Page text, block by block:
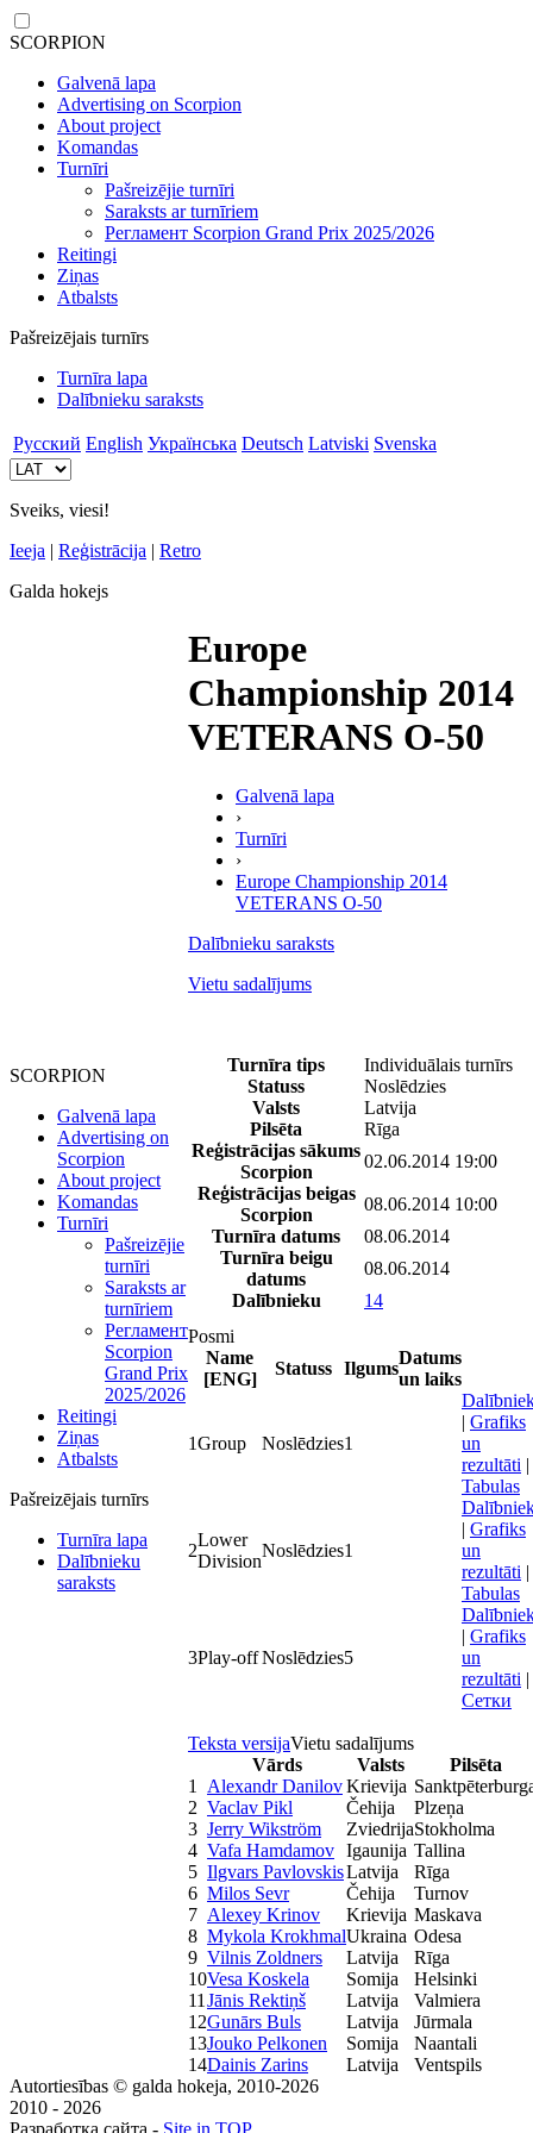
SCORPION
Galvenā lapa
Advertising on Scorpion
About project
Komandas
Turnīri
Pašreizējie turnīri
Saraksts ar turnīriem
Регламент Scorpion Grand Prix 2025/2026
Reitingi
Ziņas
Atbalsts
Pašreizējais turnīrs
Turnīra lapa
Dalībnieku saraksts
Русский English Українська Deutsch Latviski Svenska
Sveiks, viesi!
Ieeja | Reģistrācija | Retro
Galda hokejs
SCORPION
Galvenā lapa
Advertising on
Scorpion
About project
Komandas
Turnīri
Pašreizējie
turnīri
Saraksts ar
turnīriem
Регламент
Scorpion
Grand Prix
2025/2026
Reitingi
Ziņas
Atbalsts
Pašreizējais turnīrs
Turnīra lapa
Dalībnieku
saraksts
Europe
Championship 2014
VETERANS O-50
Galvenā lapa
›
Turnīri
›
Europe Championship 2014
VETERANS O-50
Dalībnieku saraksts
Vietu sadalījums
Turnīra tips
Individuālais turnīrs
Statuss
Noslēdzies
Valsts
Latvija
Pilsēta
Rīga
Reģistrācijas sākums
Scorpion
02.06.2014 19:00
Reģistrācijas beigas
Scorpion
08.06.2014 10:00
Turnīra datums
08.06.2014
Turnīra beigu
datums
08.06.2014
Dalībnieku
14
Posmi
Name
[ENG]
Statuss Ilgums
Datums
un laiks
1Group Noslēdzies1
| Grafiks
un
rezultāti |
Tabulas
2
Lower
Division
Noslēdzies1
| Grafiks
un
rezultāti |
Tabulas
3Play-offNoslēdzies5
| Grafiks
un
rezultāti |
Сетки
Teksta versijaVietu sadalījums
Vārds
Valsts
Pilsēta
1
Alexandr DanilovKrievija
2 Vaclav Pikl Čehija
Plzeņa
3 Jerry Wikström ZviedrijaStokholma
4 Vafa Hamdamov Igaunija Tallina
5 Ilgvars PavlovskisLatvija
Rīga
6 Milos Sevr Čehija
Turnov
7 Alexey Krinov Krievija Maskava
8 Mykola KrokhmalUkraina Odesa
9 Vilnis Zoldners Latvija
Rīga
10Vesa Koskela Somija
Helsinki
11 Jānis Rektiņš Latvija
Valmiera
12Gunārs Buls Latvija
Jūrmala
13Jouko Pelkonen Somija
Naantali
14Dainis Zarins Latvija
Ventspils
Autortiesības © galda hokeja, 2010-2026
2010 - 2026
Разработка сайта - Site in TOP